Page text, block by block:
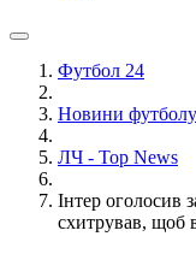
Футбол 24
Новини футболу
ЛЧ - Top News
Інтер оголосив
схитрував, щоб